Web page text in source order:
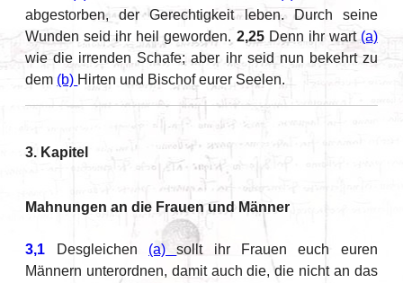
abgestorben, der Gerechtigkeit leben. Durch seine
Wunden seid ihr heil geworden. 2,25Denn ihr wart (a)
wie die irrenden Schafe; aber ihr seid nun bekehrt zu
dem (b) Hirten und Bischof eurer Seelen.
3. Kapitel
Mahnungen an die Frauen und Männer
3,1 Desgleichen (a)sollt ihr Frauen euch euren
Männern unterordnen, damit auch die, die nicht an das